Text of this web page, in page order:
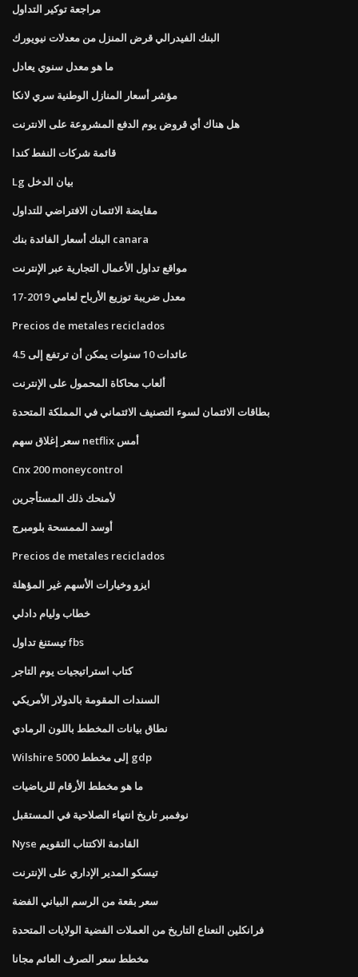
مراجعة توكير التداول
البنك الفيدرالي قرض المنزل من معدلات نيويورك
ما هو معدل سنوي يعادل
مؤشر أسعار المنازل الوطنية سري لانكا
هل هناك أي قروض يوم الدفع المشروعة على الانترنت
قائمة شركات النفط كندا
Lg بيان الدخل
مقايضة الائتمان الافتراضي للتداول
البنك أسعار الفائدة بنك canara
مواقع تداول الأعمال التجارية عبر الإنترنت
معدل ضريبة توزيع الأرباح لعامي 2019-17
Precios de metales reciclados
عائدات 10 سنوات يمكن أن ترتفع إلى 4.5
ألعاب محاكاة المحمول على الإنترنت
بطاقات الائتمان لسوء التصنيف الائتماني في المملكة المتحدة
سعر إغلاق سهم netflix أمس
Cnx 200 moneycontrol
لأمنحك ذلك المستأجرين
أوسد الممسحة بلومبرج
Precios de metales reciclados
ايزو وخيارات الأسهم غير المؤهلة
خطاب وليام دادلي
تيستنغ تداول fbs
كتاب استراتيجيات يوم التاجر
السندات المقومة بالدولار الأمريكي
نطاق بيانات المخطط باللون الرمادي
Wilshire 5000 إلى مخطط gdp
ما هو مخطط الأرقام للرياضيات
نوفمبر تاريخ انتهاء الصلاحية في المستقبل
Nyse القادمة الاكتتاب التقويم
تيسكو المدير الإداري على الإنترنت
سعر بقعة من الرسم البياني الفضة
فرانكلين النعناع التاريخ من العملات الفضية الولايات المتحدة
مخطط سعر الصرف العائم مجانا